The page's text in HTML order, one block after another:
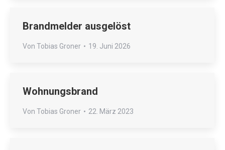
Brandmelder ausgelöst
Von Tobias Groner 19. Juni 2026
Wohnungsbrand
Von Tobias Groner 22. März 2023